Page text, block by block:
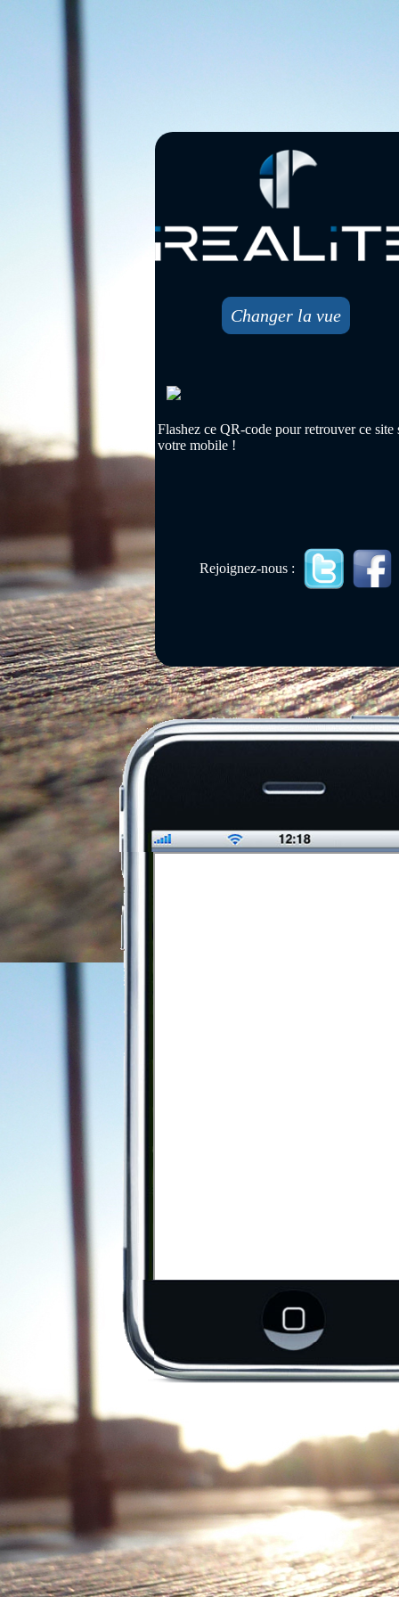
Changer la vue
Flashez ce QR-code pour retrouver ce site
votre mobile !
Rejoignez-nous :